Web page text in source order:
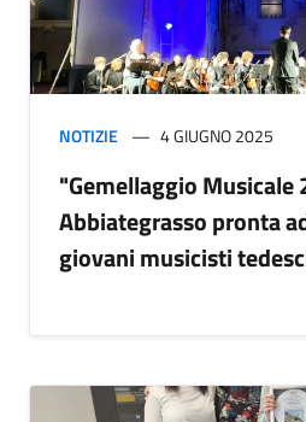
NOTIZIE 4 GIUGNO 2025
"Gemellaggio Musicale
Abbiategrasso pronta
giovani musicisti